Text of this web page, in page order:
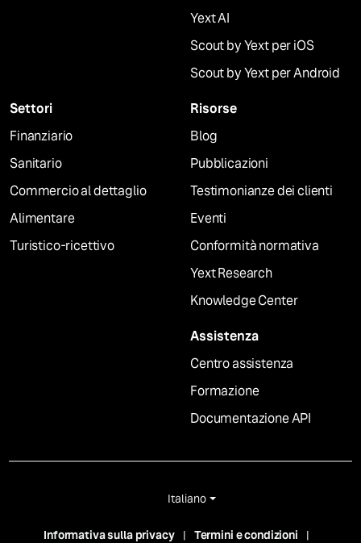
Yext AI
Scout by Yext per iOS
Scout by Yext per Android
Settori
Finanziario
Sanitario
Commercio al dettaglio
Alimentare
Turistico-ricettivo
Risorse
Blog
Pubblicazioni
Testimonianze dei clienti
Eventi
Conformità normativa
Yext Research
Knowledge Center
Assistenza
Centro assistenza
Formazione
Documentazione API
Italiano
Informativa sulla privacy Termini e condizioni